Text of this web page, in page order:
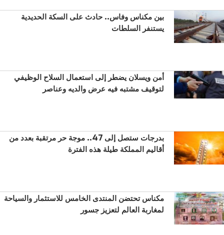
بين مكناس وفاس.. حادث على السكة الحديدية
يستنفر السلطات
أمن ويسلان يضطر إلى استعمال السلاح الوظيفي
لتوقيف مشتبه فيه عرض والديه وعناصر
بدرجات ستصل إلى 47.. موجة حر مرتقبة بعدد من
أقاليم المملكة طيلة هذه الفترة
مكناس تحتضن المنتدى الخامس للاستثمار والسياحة
لمغاربة العالم لتعزيز جسور